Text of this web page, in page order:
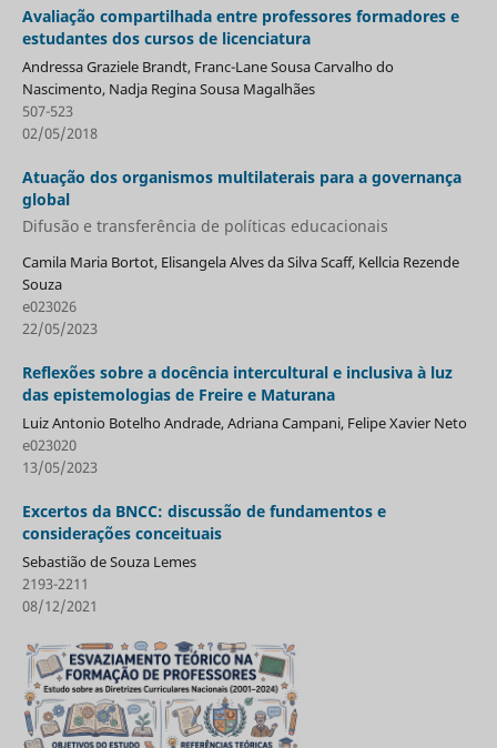
Avaliação compartilhada entre professores formadores e
estudantes dos cursos de licenciatura
Andressa Graziele Brandt, Franc-Lane Sousa Carvalho do
Nascimento, Nadja Regina Sousa Magalhães
507-523
02/05/2018
Atuação dos organismos multilaterais para a governança
global
Difusão e transferência de políticas educacionais
Camila Maria Bortot, Elisangela Alves da Silva Scaff, Kellcia Rezende
Souza
e023026
22/05/2023
Reflexões sobre a docência intercultural e inclusiva à luz
das epistemologias de Freire e Maturana
Luiz Antonio Botelho Andrade, Adriana Campani, Felipe Xavier Neto
e023020
13/05/2023
Excertos da BNCC: discussão de fundamentos e
considerações conceituais
Sebastião de Souza Lemes
2193-2211
08/12/2021